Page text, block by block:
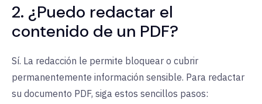
2. ¿Puedo redactar el
contenido de un PDF?
Sí. La redacción le permite bloquear o cubrir
permanentemente información sensible. Para redactar
su documento PDF, siga estos sencillos pasos: